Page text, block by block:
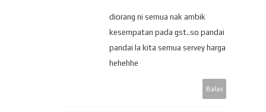
diorang ni semua nak ambik
kesempatan pada gst..so pandai
pandai la kita semua servey harga
hehehhe
Balas